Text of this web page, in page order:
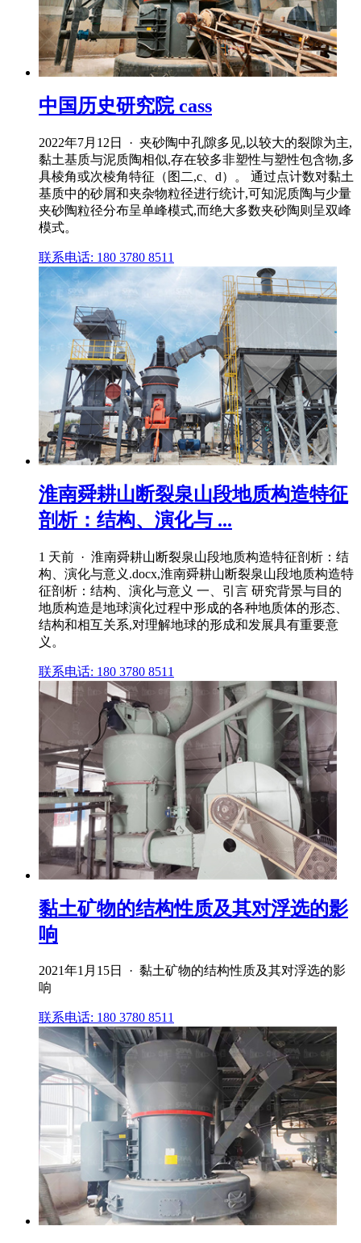
中国历史研究院 cass
2022年7月12日 · 夹砂陶中孔隙多见,以较大的裂隙为主,
黏土基质与泥质陶相似,存在较多非塑性与塑性包含物,多
具棱角或次棱角特征（图二,c、d）。 通过点计数对黏土
基质中的砂屑和夹杂物粒径进行统计,可知泥质陶与少量
夹砂陶粒径分布呈单峰模式,而绝大多数夹砂陶则呈双峰
模式。
联系电话: 180 3780 8511
淮南舜耕山断裂泉山段地质构造特征
剖析：结构、演化与 ...
1 天前 · 淮南舜耕山断裂泉山段地质构造特征剖析：结
构、演化与意义.docx,淮南舜耕山断裂泉山段地质构造特
征剖析：结构、演化与意义 一、引言 研究背景与目的
地质构造是地球演化过程中形成的各种地质体的形态、
结构和相互关系,对理解地球的形成和发展具有重要意
义。
联系电话: 180 3780 8511
黏土矿物的结构性质及其对浮选的影
响
2021年1月15日 · 黏土矿物的结构性质及其对浮选的影
响
联系电话: 180 3780 8511